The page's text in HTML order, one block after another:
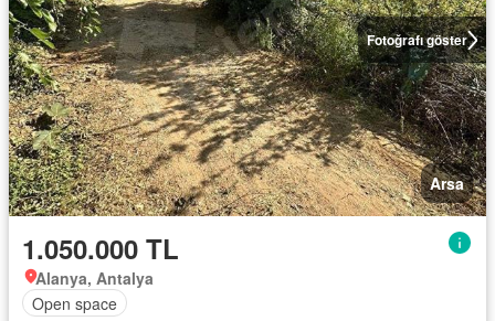
Fotoğrafı göster
Arsa
1.050.000 TL
Alanya, Antalya
Open space